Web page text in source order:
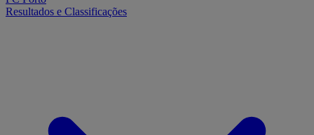
Resultados e Classificações